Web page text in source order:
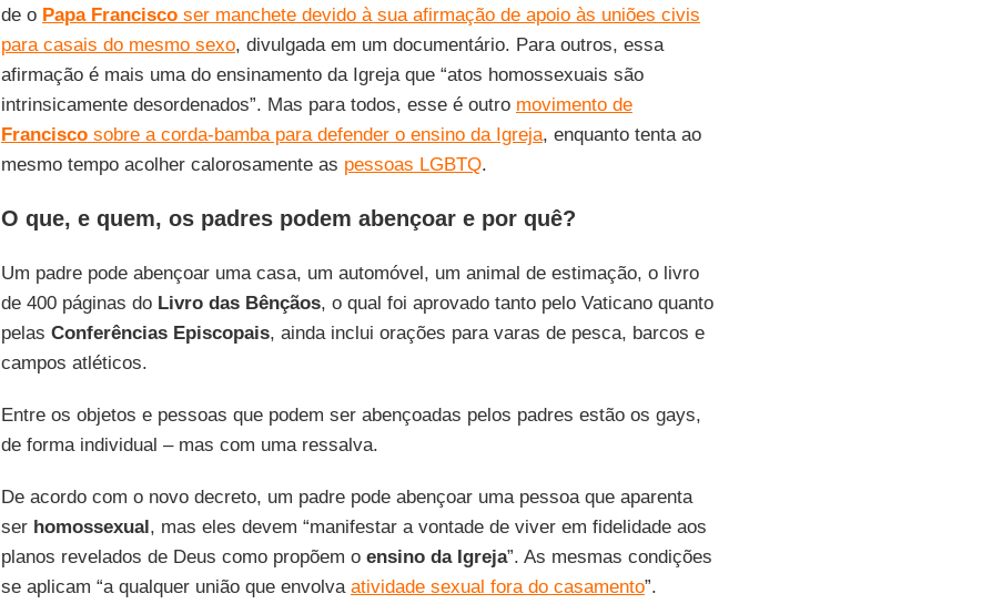
de o Papa Franciscoser manchete devido à sua afirmação de apoio às uniões civis
para casais do mesmo sexo, divulgada em um documentário. Para outros, essa
afirmação é mais uma do ensinamento da Igreja que “atos homossexuais são
intrinsicamente desordenados”. Mas para todos, esse é outro movimento de
Franciscosobre a corda-bamba para defender o ensino da Igreja, enquanto tenta ao
mesmo tempo acolher calorosamente as pessoas LGBTQ.
O que, e quem, os padres podem abençoar e por quê?
Um padre pode abençoar uma casa, um automóvel, um animal de estimação, o livro
de 400 páginas do Livro das Bênçãos, o qual foi aprovado tanto pelo Vaticano quanto
pelas Conferências Episcopais, ainda inclui orações para varas de pesca, barcos e
campos atléticos.
Entre os objetos e pessoas que podem ser abençoadas pelos padres estão os gays,
de forma individual – mas com uma ressalva.
De acordo com o novo decreto, um padre pode abençoar uma pessoa que aparenta
ser homossexual, mas eles devem “manifestar a vontade de viver em fidelidade aos
planos revelados de Deus como propõem o ensino da Igreja”. As mesmas condições
se aplicam “a qualquer união que envolva atividade sexual fora do casamento”.